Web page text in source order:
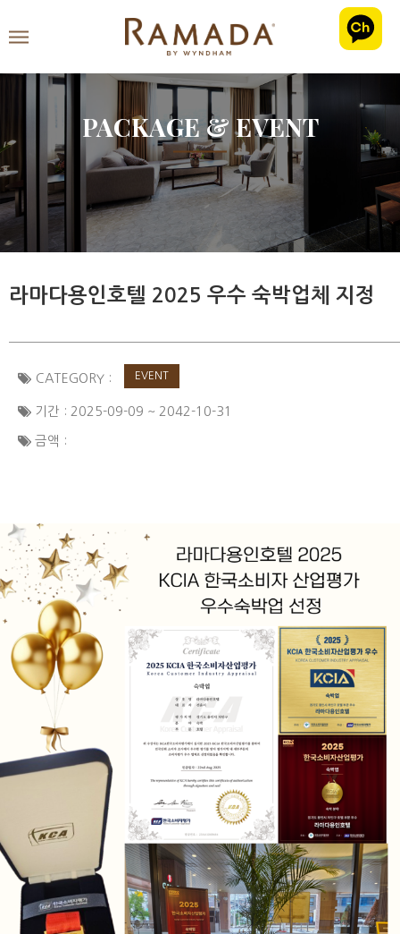
PACKAGE & EVENT
라마다용인호텔 2025 우수 숙박업체 지정
CATEGORY : EVENT
기간 : 2025-09-09 ~ 2042-10-31
금액 :